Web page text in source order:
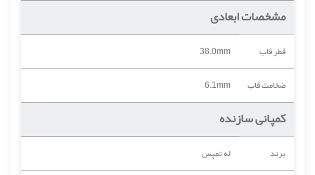
مشخصات ابعادی
قطر قاب
38.0mm
ضخامت قاب
6.1mm
کمپانی سازنده
برند
له تمپس